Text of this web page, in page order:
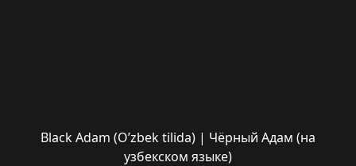
Black Adam (O’zbek tilida) | Чёрный Адам (на
узбекском языке)